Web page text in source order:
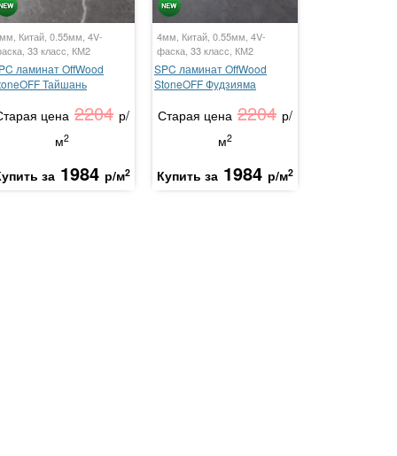
Китай, 0.55мм, 4V-
33 класс, КМ2
ламинат OffWood
Тайшань
цена 2204 р/
м2
за 1984 р/м2
4мм, Китай, 0.55мм, 4V-
фаска, 33 класс, КМ2
SPC ламинат OffWood
StoneOFF Фудзияма
Старая цена 2204 р/
м2
Купить за 1984 р/м2